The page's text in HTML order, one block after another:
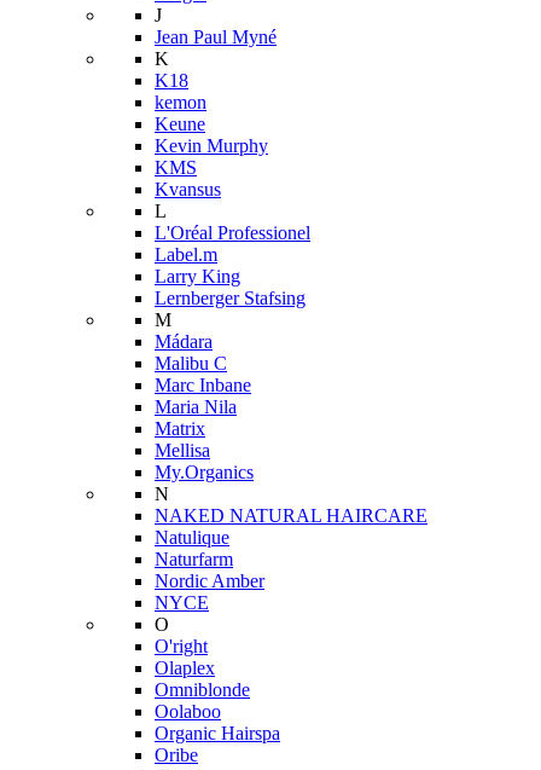
J
Jean Paul Myné
K
K18
kemon
Keune
Kevin Murphy
KMS
Kvansus
L
L'Oréal Professionel
Label.m
Larry King
Lernberger Stafsing
M
Mádara
Malibu C
Marc Inbane
Maria Nila
Matrix
Mellisa
My.Organics
N
NAKED NATURAL HAIRCARE
Natulique
Naturfarm
Nordic Amber
NYCE
O
O'right
Olaplex
Omniblonde
Oolaboo
Organic Hairspa
Oribe